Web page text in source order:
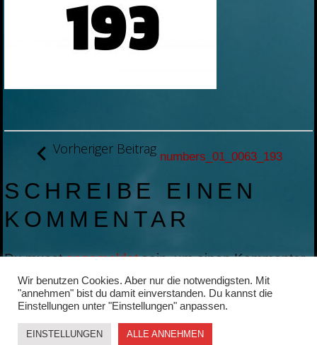
BEITRAGSNAVIGATION
Vorheriger Beitragnumbers_01_0063_193
SCHREIBE EINEN
KOMMENTAR
Du musstangemeldetsein, um einen Kommentar
abzugeben.
Wir benutzen Cookies. Aber nur die notwendigsten. Mit
"annehmen" bist du damit einverstanden. Du kannst die
Einstellungen unter "Einstellungen" anpassen.
EINSTELLUNGEN ALLE ANNEHMEN